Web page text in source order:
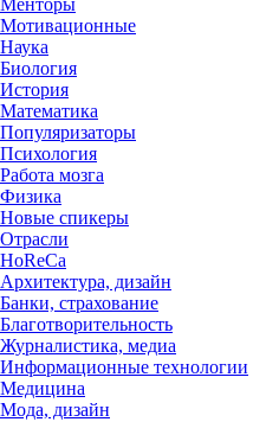
Менторы
Мотивационные
Наука
Биология
История
Математика
Популяризаторы
Психология
Работа мозга
Физика
Новые спикеры
Отрасли
HoReCa
Архитектура, дизайн
Банки, страхование
Благотворительность
Журналистика, медиа
Информационные технологии
Медицина
Мода, дизайн